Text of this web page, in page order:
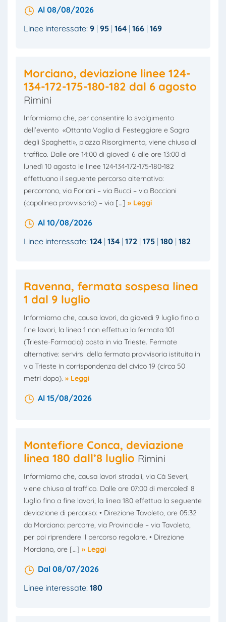
Al 08/08/2026
Linee interessate: 9 95 164 166 169
Morciano, deviazione linee 124-
134-172-175-180-182 dal 6 agosto
Rimini
Informiamo che, per consentire lo svolgimento
dell’evento «Ottanta Voglia di Festeggiare e Sagra
degli Spaghetti», piazza Risorgimento, viene chiusa al
traffico. Dalle ore 14:00 di giovedì 6 alle ore 13:00 di
lunedì 10 agosto le linee 124-134-172-175-180-182
effettuano il seguente percorso alternativo:
percorrono, via Forlani – via Bucci – via Boccioni
(capolinea provvisorio) – via […] » Leggi
Al 10/08/2026
Linee interessate: 124 134 172 175 180 182
Ravenna, fermata sospesa linea
1 dal 9 luglio
Informiamo che, causa lavori, da giovedì 9 luglio fino a
fine lavori, la linea 1 non effettua la fermata 101
(Trieste-Farmacia) posta in via Trieste. Fermate
alternative: servirsi della fermata provvisoria istituita in
via Trieste in corrispondenza del civico 19 (circa 50
metri dopo). » Leggi
Al 15/08/2026
Montefiore Conca, deviazione
linea 180 dall’8 luglio Rimini
Informiamo che, causa lavori stradali, via Cà Severi,
viene chiusa al traffico. Dalle ore 07:00 di mercoledì 8
luglio fino a fine lavori, la linea 180 effettua la seguente
deviazione di percorso: • Direzione Tavoleto, ore 05:32
da Morciano: percorre, via Provinciale – via Tavoleto,
per poi riprendere il percorso regolare. • Direzione
Morciano, ore […] » Leggi
Dal 08/07/2026
Linee interessate: 180